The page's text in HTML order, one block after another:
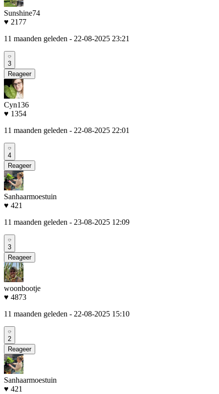
Sunshine74
♥ 2177
11 maanden geleden - 22-08-2025 23:21
3
Reageer
Cyn136
♥ 1354
11 maanden geleden - 22-08-2025 22:01
4
Reageer
Sanhaarmoestuin
♥ 421
11 maanden geleden - 23-08-2025 12:09
3
Reageer
woonbootje
♥ 4873
11 maanden geleden - 22-08-2025 15:10
2
Reageer
Sanhaarmoestuin
♥ 421